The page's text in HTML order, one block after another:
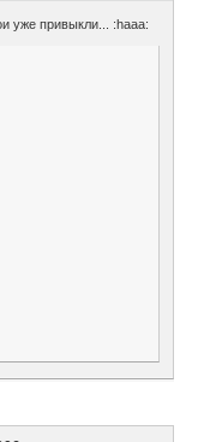
уже привыкли... :haaa: